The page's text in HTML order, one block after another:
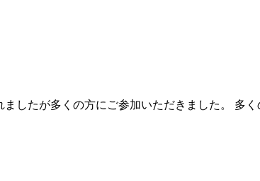
したが多くの方にご参加いただきました。 多